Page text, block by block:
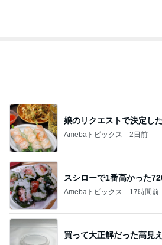
娘のリクエストで決定し
Amebaトピックス 2日前
スシローで1番高かった
Amebaトピックス 17時間前
買って大正解だった高見